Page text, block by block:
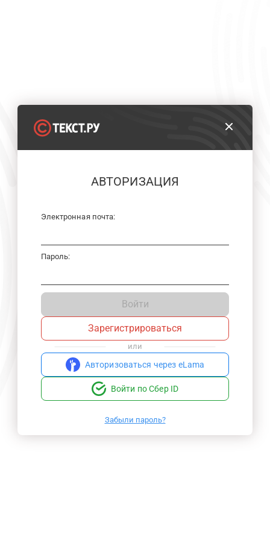
АВТОРИЗАЦИЯ
Электронная почта:
Пароль:
Войти
Зарегистрироваться
или
Авторизоваться через eLama
Войти по Сбер ID
Забыли пароль?